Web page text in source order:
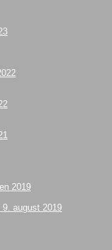
2019
august 2019